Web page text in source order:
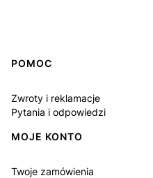
Linki w stopce
POMOC
Zwroty i reklamacje
Pytania i odpowiedzi
MOJE KONTO
Twoje zamówienia